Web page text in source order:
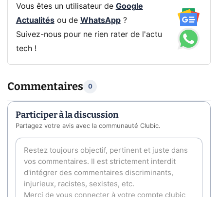
Vous êtes un utilisateur de Google
Actualitésou de WhatsApp?
Suivez-nous pour ne rien rater de l'actu
tech !
Commentaires 0
Participer à la discussion
Partagez votre avis avec la communauté Clubic.